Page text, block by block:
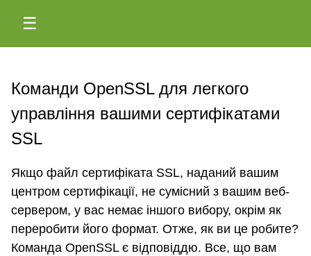
☰
Команди OpenSSL для легкого
управління вашими сертифікатами
SSL
Якщо файл сертифіката SSL, наданий вашим
центром сертифікації, не сумісний з вашим веб-
сервером, у вас немає іншого вибору, окрім як
переробити його формат. Отже, як ви це робите?
Команда OpenSSL є відповіддю. Все, що вам